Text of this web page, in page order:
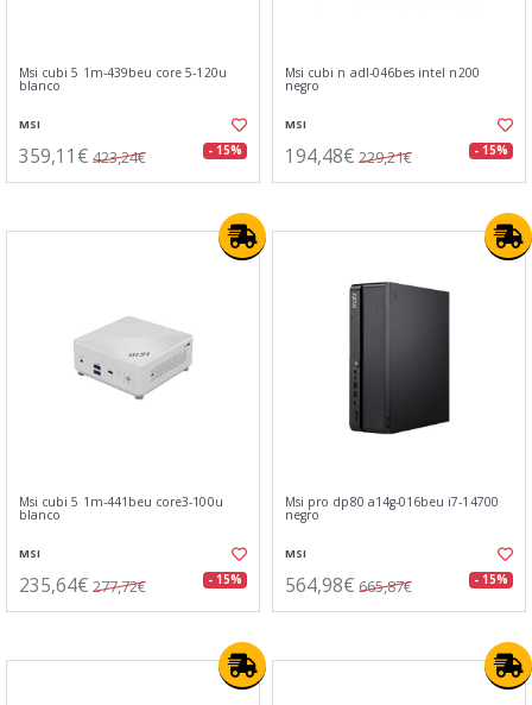
Msi cubi 5 1m-439beu core 5-120u
blanco
MSI
359,11€ 423,24€ - 15%
Msi cubi n adl-046bes intel n200
negro
MSI
194,48€ 229,21€ - 15%
Msi cubi 5 1m-441beu core3-100u
blanco
MSI
235,64€ 277,72€ - 15%
Msi pro dp80 a14g-016beu i7-14700
negro
MSI
564,98€ 665,87€ - 15%